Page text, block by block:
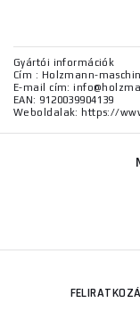
Gyártói információk
Cím : Holzmann-
E-mail cím:
EAN: 9120039904139
Weboldalak: https://